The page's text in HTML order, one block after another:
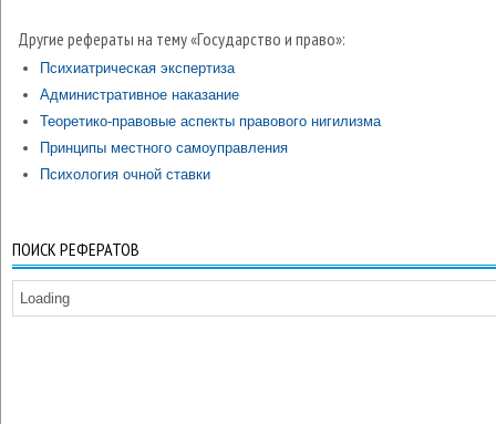
Другие рефераты на тему «Государство и право»:
Психиатрическая экспертиза
Административное наказание
Теоретико-правовые аспекты правового нигилизма
Принципы местного самоуправления
Психология очной ставки
ПОИСК РЕФЕРАТОВ
Loading